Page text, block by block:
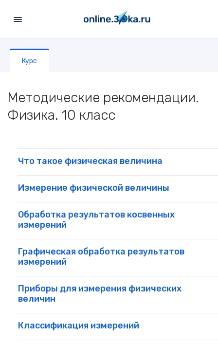
Курс
Методические рекомендации.
Физика. 10 класс
Что такое физическая величина
Измерение физической величины
Обработка результатов косвенных
измерений
Графическая обработка результатов
измерений
Приборы для измерения физических
величин
Классификация измерений